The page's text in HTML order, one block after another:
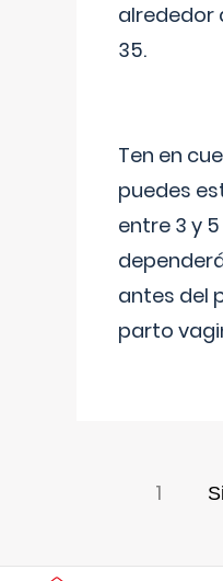
alrededor
35.
Ten en
puedes
entre 3 y
antes del
parto
1